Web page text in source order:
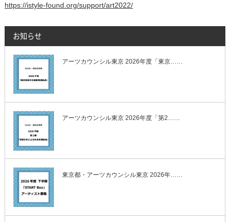
https://istyle-found.org/support/art2022/
お知らせ
アーツカウンシル東京 2026年度「東京……
アーツカウンシル東京 2026年度「第2……
東京都・アーツカウンシル東京 2026年……